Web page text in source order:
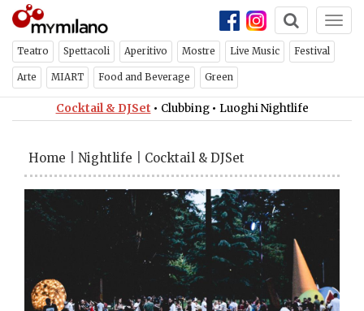
Teatro Spettacoli Aperitivo Mostre Live Music Festival
Arte MIART Food and Beverage Green
Cocktail & DJSet • Clubbing • Luoghi Nightlife
Home Nightlife Cocktail & DJSet